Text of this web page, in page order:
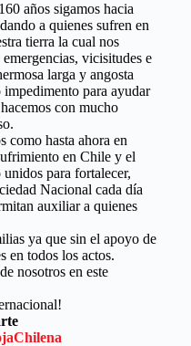
años sigamos hacia
a quienes sufren en
tierra la cual nos
vicisitudes e
larga y angosta
para ayudar
con mucho
como hasta ahora en
en Chile y el
para fortalecer,
Nacional cada día
auxiliar a quienes
ya que sin el apoyo de
en todos los actos.
nosotros en este